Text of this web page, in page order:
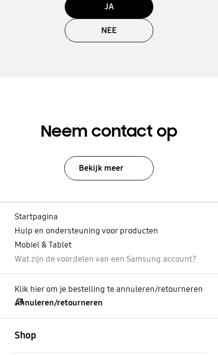
JA
NEE
Neem contact op
Bekijk meer
Startpagina
Hulp en ondersteuning voor producten
Mobiel & Tablet
Wat zijn de voordelen van een Samsung account?
Klik hier om je bestelling te annuleren/retourneren
Annuleren/retourneren
Shop